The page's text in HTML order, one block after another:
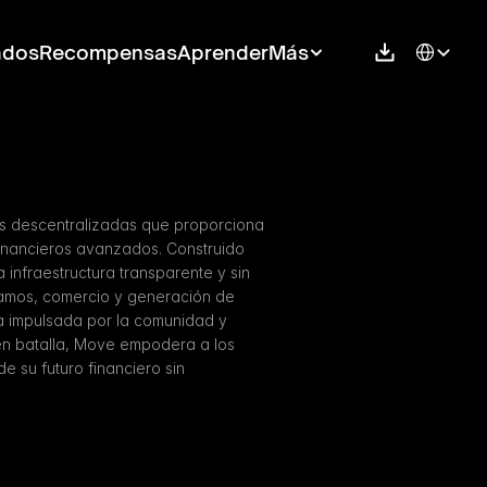
RecompensasAprenderMás Select
descentralizadas que proporciona
avanzados. Construido
infraestructura transparente y sin
comercio y generación de
impulsada por la comunidad y
batalla, Move empodera a los
su futuro financiero sin